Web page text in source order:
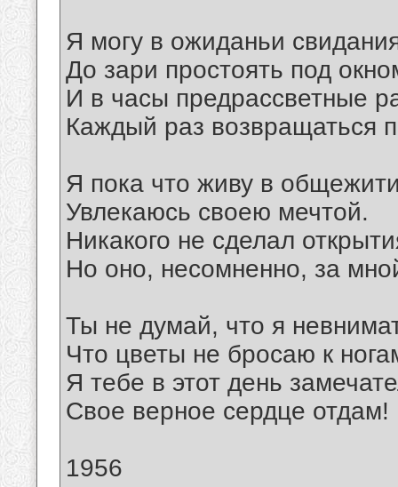
Я могу в ожиданьи
До зари простоять под
И в часы предрассветные
Каждый раз возвращаться
Я пока что живу в
Увлекаюсь своею мечтой.
Никакого не сделал
Но оно, несомненно, за
Ты не думай, что я
Что цветы не бросаю к
Я тебе в этот день
Свое верное сердце отдам!
1956